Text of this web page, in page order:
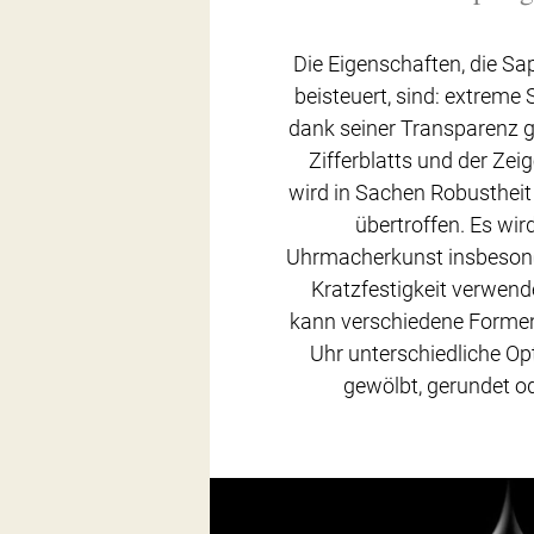
Die Eigenschaften, die
beisteuert, sind: extreme
dank seiner Transparenz
Zifferblatts und der
wird in Sachen
übertroffen. Es
Uhrmacherkunst
Kratzfestigkeit
kann verschiedene
Uhr unterschiedliche
gewölbt, gerundet